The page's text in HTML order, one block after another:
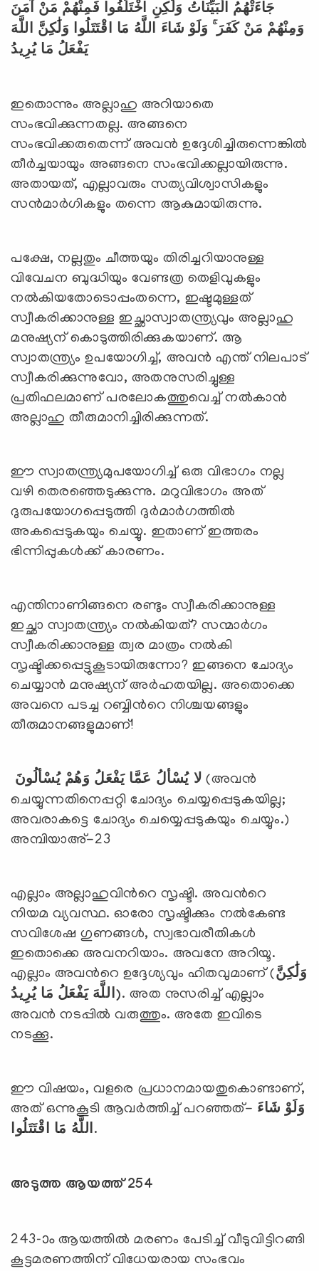
جَاءَتْهُمُ الْبَيِّنَاتُ وَلَٰكِنِ اخْتَلَفُوا فَمِنْهُمْ مَنْ آمَنَ
وَمِنْهُمْ مَنْ كَفَرَ ۚ وَلَوْ شَاءَ اللَّهُ مَا اقْتَتَلُوا وَلَٰكِنَّ اللَّهَ
يَفْعَلُ مَا يُرِيدُ
ഇതൊന്നും അല്ലാഹു അറിയാതെ
സംഭവിക്കുന്നതല്ല. അങ്ങനെ
സംഭവിക്കരുതെന്ന് അവന്‍ ഉദ്ദേശിച്ചിരുന്നെങ്കില്‍
തീര്‍ച്ചയായും അങ്ങനെ സംഭവിക്കല്ലായിരുന്നു.
അതായത്, എല്ലാവരും സത്യവിശ്വാസികളും
സന്‍മാര്‍ഗികളും തന്നെ ആകുമായിരുന്നു.
പക്ഷേ, നല്ലതും ചീത്തയും തിരിച്ചറിയാനുള്ള
വിവേചന ബുദ്ധിയും വേണ്ടത്ര തെളിവുകളും
നല്‍കിയതോടൊപ്പംതന്നെ, ഇഷ്ടമുള്ളത്
സ്വീകരിക്കാനുള്ള ഇച്ഛാസ്വാതന്ത്ര്യവും അല്ലാഹു
മനുഷ്യന് കൊടുത്തിരിക്കുകയാണ്. ആ
സ്വാതന്ത്ര്യം ഉപയോഗിച്ച്, അവന്‍ എന്ത് നിലപാട്
സ്വീകരിക്കുന്നുവോ, അതനുസരിച്ചുള്ള
പ്രതിഫലമാണ് പരലോകത്തുവെച്ച് നല്‍കാന്‍
അല്ലാഹു തീരുമാനിച്ചിരിക്കുന്നത്.
ഈ സ്വാതന്ത്ര്യമുപയോഗിച്ച് ഒരു വിഭാഗം നല്ല
വഴി തെരഞ്ഞെടുക്കുന്നു. മറുവിഭാഗം അത്
ദുരുപയോഗപ്പെടുത്തി ദുര്‍മാര്‍ഗത്തില്‍
അകപ്പെടുകയും ചെയ്യു. ഇതാണ് ഇത്തരം
ഭിന്നിപ്പുകള്‍ക്ക് കാരണം.
എന്തിനാണിങ്ങനെ രണ്ടും സ്വീകരിക്കാനുള്ള
ഇച്ഛാ സ്വാതന്ത്ര്യം നല്‍കിയത്? സന്മാര്‍ഗം
സ്വീകരിക്കാനുള്ള ത്വര മാത്രം നല്‍കി
സൃഷ്ടിക്കപ്പെട്ടുകൂടായിരുന്നോ? ഇങ്ങനെ ചോദ്യം
ചെയ്യാന്‍ മനുഷ്യന് അര്‍ഹതയില്ല. അതൊക്കെ
അവനെ പടച്ച റബ്ബിന്‍റെ നിശ്ചയങ്ങളും
തീരുമാനങ്ങളുമാണ്!
لا يُسْألُ عَمَّا يَفْعَلُ وَهُمْ يُسْألُونَ
(അവന്‍
ചെയ്യുന്നതിനെപ്പറ്റി ചോദ്യം ചെയ്യപ്പെടുകയില്ല;
അവരാകട്ടെ ചോദ്യം ചെയ്യെപ്പടുകയും ചെയ്യും.)
അമ്പിയാഅ്-23
എല്ലാം അല്ലാഹുവിന്‍റെ സൃഷ്ടി. അവന്‍റെ
നിയമ വ്യവസ്ഥ. ഓരോ സൃഷ്ടിക്കും നല്‍കേണ്ട
സവിശേഷ ഗുണങ്ങള്‍, സ്വഭാവരീതികള്‍
ഇതൊക്കെ അവനറിയാം. അവനേ അറിയൂ.
എല്ലാം അവന്‍റെ ഉദ്ദേശ്യവും ഹിതവുമാണ് (وَلَٰكِنَّ
اللَّهَ يَفْعَلُ مَا يُرِيدُ ). അത നുസരിച്ച് എല്ലാം
അവന്‍ നടപ്പില്‍ വരുത്തും. അതേ ഇവിടെ
നടക്കൂ.
ഈ വിഷയം, വളരെ പ്രധാനമായതുകൊണ്ടാണ്,
അത് ഒന്നുകൂടി ആവര്‍ത്തിച്ച് പറഞ്ഞത്- وَلَوْ شَاءَ
اللَّهُ مَا اقْتَتَلُوا.
അടുത്ത ആയത്ത് 254
243-ാം ആയത്തില്‍ മരണം പേടിച്ച് വീടുവിട്ടിറങ്ങി
കൂട്ടമരണത്തിന് വിധേയരായ സംഭവം